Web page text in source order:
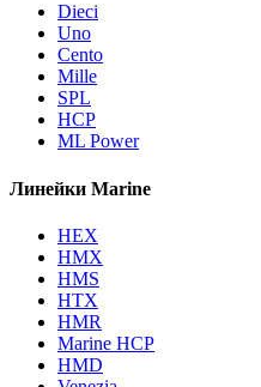
Dieci
Uno
Cento
Mille
SPL
HCP
ML Power
Линейки Marine
HEX
HMX
HMS
HTX
HMR
Marine HCP
HMD